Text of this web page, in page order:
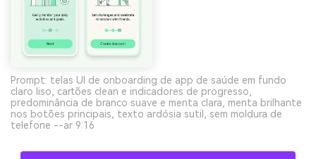
Prompt: telas UI de onboarding de app de saúde em fundo
claro liso, cartões clean e indicadores de progresso,
predominância de branco suave e menta clara, menta brilhante
nos botões principais, texto ardósia sutil, sem moldura de
telefone --ar 9:16